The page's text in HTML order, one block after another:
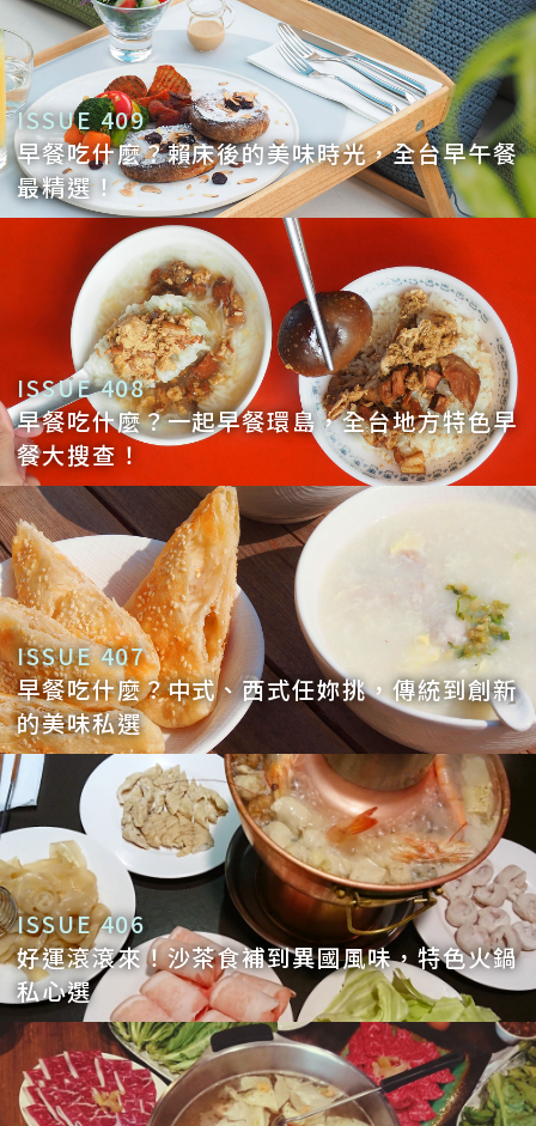
ISSUE 409
早餐吃什麼？賴床後的美味時光，全台早午餐
最精選！
ISSUE 408
早餐吃什麼？一起早餐環島，全台地方特色早
餐大搜查！
ISSUE 407
早餐吃什麼？中式、西式任妳挑，傳統到創新
的美味私選
ISSUE 406
好運滾滾來！沙茶食補到異國風味，特色火鍋
私心選